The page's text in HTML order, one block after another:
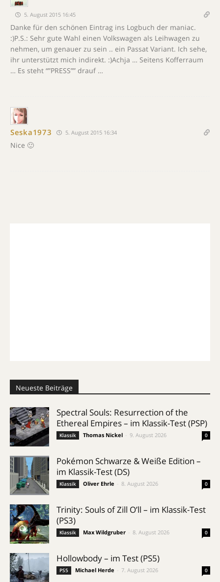
5. August 2015 16:45
Danke für den schönen Eintrag ins Logbuch der maniac.
:)P.S.: Sehr gute Wahl einen Volkswagen als Leihwagen zu
nehmen, um genauer zu sein .. ein Passat Variant. Ich sehe,
ihr unterstützt mich indirekt. :)Achja … Seitens Kofferraum
… Es steht “”PRESS”” drauf …
Seska1973 5. August 2015 16:34
Nice 🙂
Neueste Beiträge
Spectral Souls: Resurrection of the
Ethereal Empires – im Klassik-Test (PSP)
Klassik Thomas Nickel 9. August 2026 0
Pokémon Schwarze & Weiße Edition –
im Klassik-Test (DS)
Klassik Oliver Ehrle 8. August 2026 0
Trinity: Souls of Zill O’ll – im Klassik-Test
(PS3)
Klassik Max Wildgruber 8. August 2026 0
Hollowbody – im Test (PS5)
PS5 Michael Herde 7. August 2026 0